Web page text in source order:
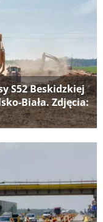
S52 Beskidzkiej
Biała. Zdjęcia: